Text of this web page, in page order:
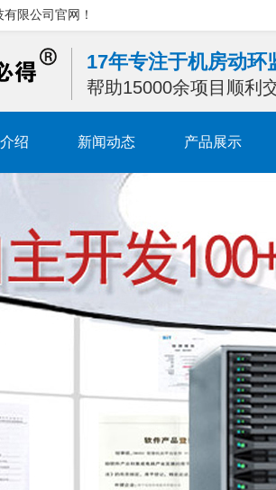
限公司官网！
17年专注于机房动环
帮助15000余项目顺利
绍 新闻动态 产品展示